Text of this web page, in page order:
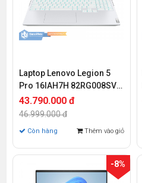
Laptop Lenovo Legion 5
Pro 16IAH7H 82RG008SVN
(Ryzen 7 6800H | 16GB |
512GB | RTX 3060 6GB | 16
43.790.000 đ
46.999.000 đ
Còn hàng Thêm vào giỏ
-8%